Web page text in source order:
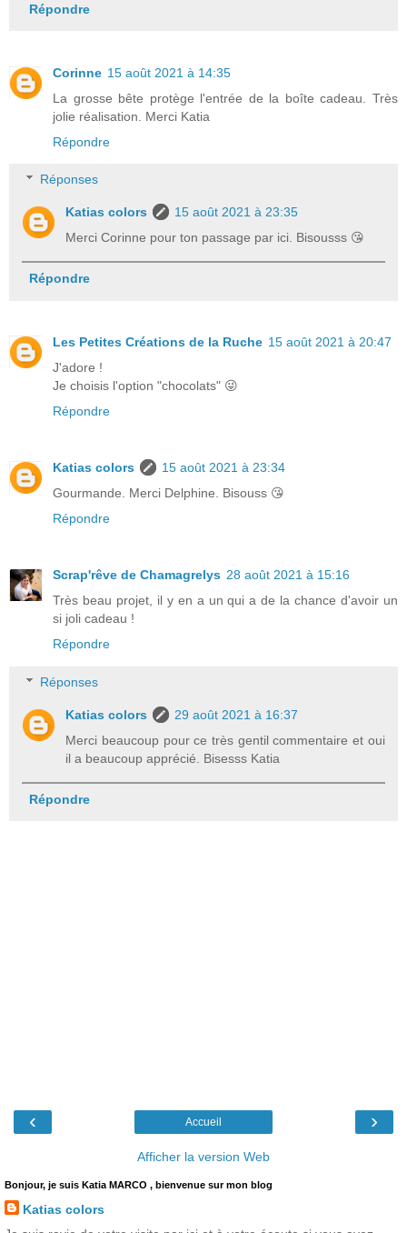
Répondre
Corinne 15 août 2021 à 14:35
La grosse bête protège l'entrée de la boîte cadeau. Très
jolie réalisation. Merci Katia
Répondre
Réponses
Katias colors
15 août 2021 à 23:35
Merci Corinne pour ton passage par ici. Bisousss 😘
Répondre
Les Petites Créations de la Ruche 15 août 2021 à 20:47
J'adore !
Je choisis l'option "chocolats" 😜
Répondre
Katias colors
15 août 2021 à 23:34
Gourmande. Merci Delphine. Bisouss 😘
Répondre
Scrap'rêve de Chamagrelys 28 août 2021 à 15:16
Très beau projet, il y en a un qui a de la chance d'avoir un
si joli cadeau !
Répondre
Réponses
Katias colors
29 août 2021 à 16:37
Merci beaucoup pour ce très gentil commentaire et oui
il a beaucoup apprécié. Bisesss Katia
Répondre
‹ ›
Accueil
Afficher la version Web
Bonjour, je suis Katia MARCO , bienvenue sur mon blog
Katias colors